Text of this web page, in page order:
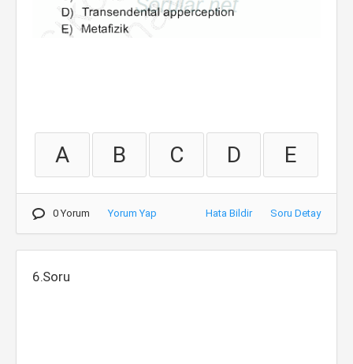
A B C D E
0 Yorum Yorum Yap Hata Bildir Soru Detay
6.Soru